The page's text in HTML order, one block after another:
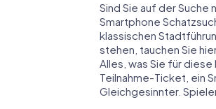
Sind Sie auf der Suche
Smartphone
klassischen
stehen, tauchen Sie
Alles, was Sie für
Teilnahme-Ticket, ein
Gleichgesinnter.